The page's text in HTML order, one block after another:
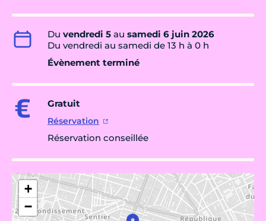
Du vendredi 5 au samedi 6 juin 2026
Du vendredi au samedi de 13 h à 0 h
Évènement terminé
Gratuit
Réservation
Réservation conseillée
+
−